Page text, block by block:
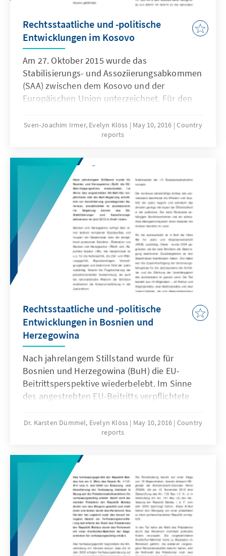
Rechtsstaatliche und -politische
Entwicklungen im Kosovo
Am 27. Oktober 2015 wurde das
Stabilisierungs- und Assoziierungsabkommen
(SAA) zwischen dem Kosovo und der
Europäischen Union unterzeichnet. Für den
EU-Integrationsprozesses, sondern auch die
Notwendigkeit tiefgreifender Reformen im
Sven-Joachim Irmer, Evelyn Klöss May 10, 2016 Country
reports
Rechtsstaatliche und -politische
Entwicklungen in Bosnien und
Herzegowina
Nach jahrelangem Stillstand wurde für
Bosnien und Herzegowina (BuH) die EU-
Beitrittsperspektive wiederbelebt. Im Sinne
des angestrebten EU-Beitritts verpflichtete
Durchführung grundlegender Reformen,
einschließlich im Justizbereich. Im Gegenzug
Assoziierungs-abkommen im Juni 2015 in
Kraft treten.
Dr. Karsten Dümmel, Evelyn Klöss May 10, 2016 Country
reports